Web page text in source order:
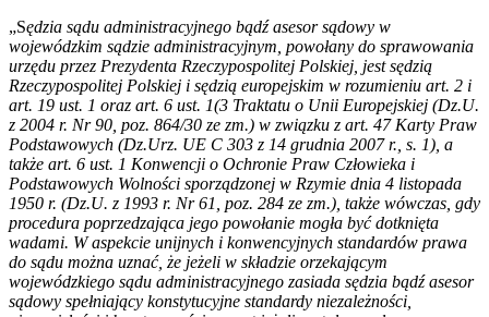
„Sędzia sądu administracyjnego bądź asesor sądowy w
wojewódzkim sądzie administracyjnym, powołany do sprawowania
urzędu przez Prezydenta Rzeczypospolitej Polskiej, jest sędzią
Rzeczypospolitej Polskiej i sędzią europejskim w rozumieniu art. 2 i
art. 19 ust. 1 oraz art. 6 ust. 1(3 Traktatu o Unii Europejskiej (Dz.U.
z 2004 r. Nr 90, poz. 864/30 ze zm.) w związku z art. 47 Karty Praw
Podstawowych (Dz.Urz. UE C 303 z 14 grudnia 2007 r., s. 1), a
także art. 6 ust. 1 Konwencji o Ochronie Praw Człowieka i
Podstawowych Wolności sporządzonej w Rzymie dnia 4 listopada
1950 r. (Dz.U. z 1993 r. Nr 61, poz. 284 ze zm.), także wówczas, gdy
procedura poprzedzająca jego powołanie mogła być dotknięta
wadami. W aspekcie unijnych i konwencyjnych standardów prawa
do sądu można uznać, że jeżeli w składzie orzekającym
wojewódzkiego sądu administracyjnego zasiada sędzia bądź asesor
sądowy spełniający konstytucyjne standardy niezależności,